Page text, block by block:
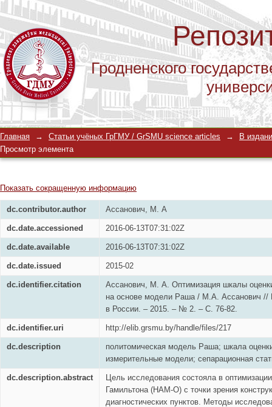
Гродненского
Оптимизация шкалы оценки
Главная → Статьи учёных ГрГМУ / GrSMU science articles →
В
Просмотр элемента
Показать сокращенную информацию
dc.contributor.author Ассанович, М. А
dc.date.accessioned 2016-06-13T07:31:02Z
dc.date.available 2016-06-13T07:31:02Z
dc.date.issued 2015-02
dc.identifier.citation
Ассанович, М. А. Оптимизация шкалы
на основе модели Раша / М.А. Ассанович //
в России. – 2015. – № 2. – С. 76-82.
dc.identifier.uri http://elib.grsmu.by/handle/files/217
dc.description
политомическая модель Раша; шкала
измерительные модели; сепарационная
dc.description.abstract
Цель исследования состояла в
Гамильтона (НАМ-О) с точки зрения
диагностических пунктов. Методы